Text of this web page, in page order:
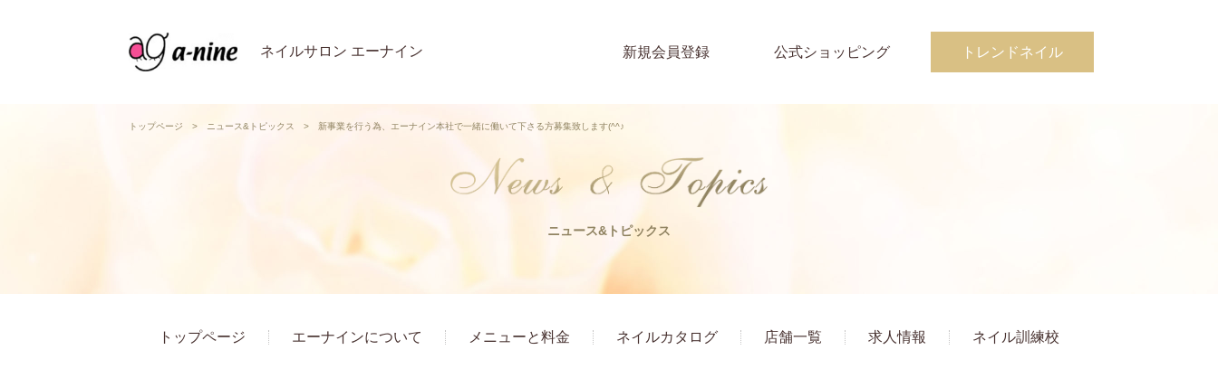
ネイルサロン エーナイン 新規会員登録 公式ショッピング トレンドネイル
トップページ > ニュース&トピックス > 新事業を行う為、エーナイン本社で一緒に働いて下さる方募集致します(^^♪
ニュース&トピックス
トップページ エーナインについて メニューと料金 ネイルカタログ 店舗一覧 求人情報 ネイル訓練校